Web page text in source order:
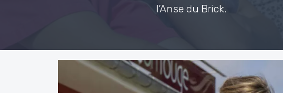
l’Anse du Brick.